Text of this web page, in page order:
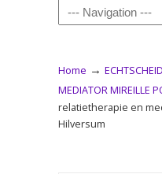
Navigation
Home →
MEDIATOR MIREILLE
relatietherapie en
Hilversum